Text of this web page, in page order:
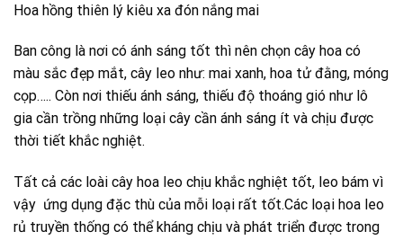
Hoa hồng thiên lý kiêu xa đón nắng mai
Ban công là nơi có ánh sáng tốt thì nên chọn cây hoa có
màu sắc đẹp mắt, cây leo như: mai xanh, hoa tử đằng, móng
cọp….. Còn nơi thiếu ánh sáng, thiếu độ thoáng gió như lô
gia cần trồng những loại cây cần ánh sáng ít và chịu được
thời tiết khắc nghiệt.
Tất cả các loài cây hoa leo chịu khắc nghiệt tốt, leo bám vì
vậy ứng dụng đặc thù của mỗi loại rất tốt.Các loại hoa leo
rủ truyền thống có thể kháng chịu và phát triển được trong